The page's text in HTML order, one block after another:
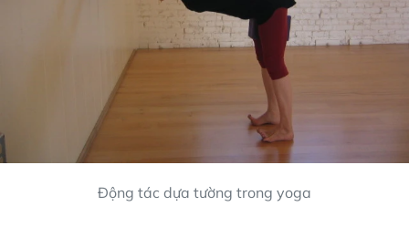
Động tác dựa tường trong yoga